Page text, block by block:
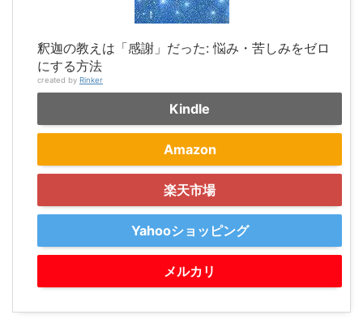
釈迦の教えは「感謝」だった: 悩み・苦しみをゼロ
にする方法
created by Rinker
Kindle
Amazon
楽天市場
Yahooショッピング
メルカリ